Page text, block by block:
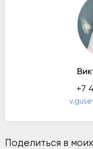
+7
Поделиться в